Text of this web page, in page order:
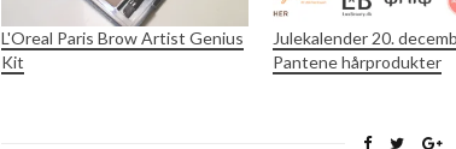
L'Oreal Paris Brow Artist Genius
Kit
Julekalender 20.
Pantene hårprodukter